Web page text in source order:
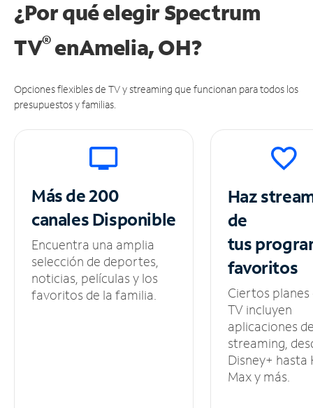
¿Por qué elegir Spectrum
TV®enAmelia, OH?
Opciones flexibles de TV y streaming que funcionan para todos los
presupuestos y familias.
Más de 200
canalesDisponible
Encuentra una amplia
selección de deportes,
noticias, películas y los
favoritos de la familia.
Haz
de
tus
favoritos
Ciertos planes
TV incluyen
aplicaciones
streaming,
Disney+ hasta
Max y más.